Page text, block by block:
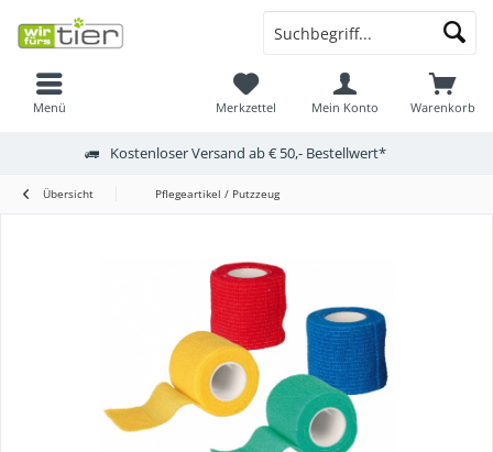
Menü Warenkorb
Merkzettel Mein Konto
Kostenloser Versand ab € 50,- Bestellwert*
Übersicht Pflegeartikel / Putzzeug